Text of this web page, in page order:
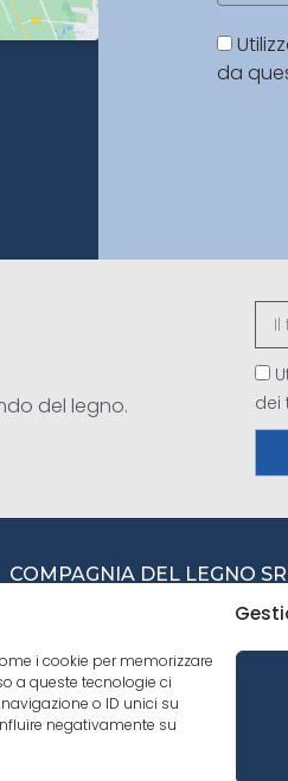
i cookie per memorizzare
a queste tecnologie ci
o ID unici su
negativamente su
da
del legno.
dei
COMPAGNIA DEL LEGNO
31029 Vittorio Veneto (TV)
+39 0438 940433